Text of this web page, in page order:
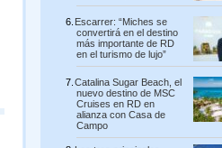
Escarrer: “Miches se
convertirá en el destino
más importante de RD
en el turismo de lujo”
Catalina Sugar Beach, el
nuevo destino de MSC
Cruises en RD en
alianza con Casa de
Campo